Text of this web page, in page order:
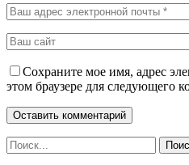
Сохраните мое имя, адрес
этом браузере для следующего